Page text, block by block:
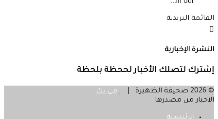
in our...
القائمة البريدية
النشرة الإخبارية
إشترك لتصلك الأخبار لححظة بلحظة
© 2026 صحيفة الظهيرة |
مي تك
الاخبار من مصدرها